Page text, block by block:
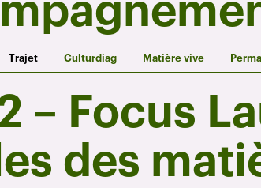
Trajet Culturdiag Matière vive
– Focus
des